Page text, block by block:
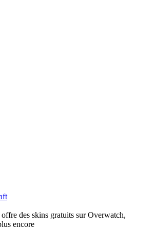
des skins gratuits sur Overwatch,
encore